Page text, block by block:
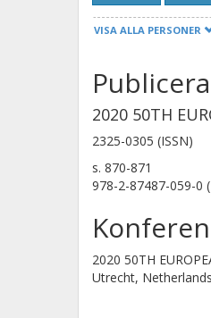
Chalmers,
Mikrovågselektronik
Forskning
Guy A. E.
VISA ALLA PERSONER
2020 50TH
2325-0305 (ISSN)
s. 870-871
978-2-87487-059-0
2020 50TH
Utrecht,